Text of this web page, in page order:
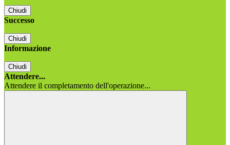
Chiudi
Successo
Chiudi
Informazione
Chiudi
Attendere...
Attendere il completamento dell'operazione...